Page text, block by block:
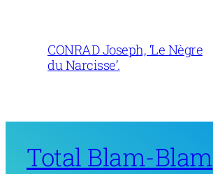
CONRAD Joseph, ‘Le Nègre
du Narcisse’.
Total Blam-Blam